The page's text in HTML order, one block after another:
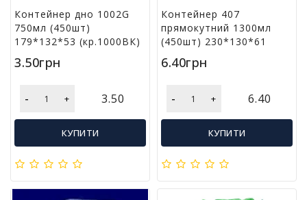
Контейнер дно 1002G
750мл (450шт)
179*132*53 (кр.1000ВК)
3.50грн
- + 3.50
КУПИТИ
Контейнер 407
прямокутний 1300мл
(450шт) 230*130*61
6.40грн
- + 6.40
КУПИТИ